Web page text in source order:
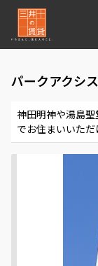
パークアクシ
神田明神や湯島
でお住まいいただ